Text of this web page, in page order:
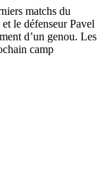
matchs du
le défenseur Pavel
d’un genou. Les
camp